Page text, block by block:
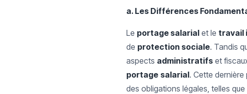
a. Les Différences
Le portage salarial et le travail
de protection sociale. Tandis
aspects administratifs et
portage salarial. Cette
des obligations légales, telles